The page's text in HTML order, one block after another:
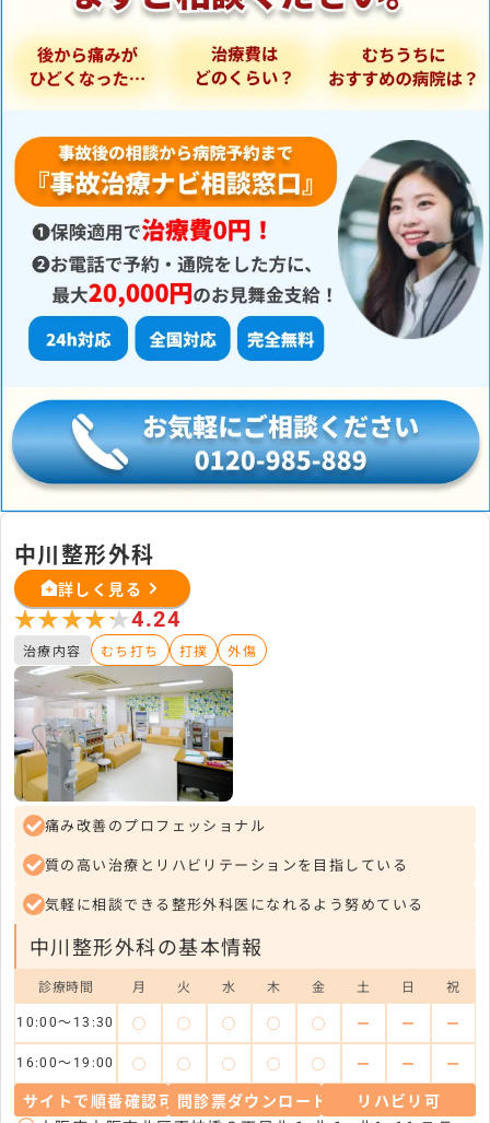
中川整形外科
詳しく見る
★★★★★
★★★★★4.24
治療内容 むち打ち 打撲 外傷
痛み改善のプロフェッショナル
質の高い治療とリハビリテーションを目指している
気軽に相談できる整形外科医になれるよう努めている
中川整形外科の基本情報
診療時間 月 火 水 木 金 土 日 祝
10:00～13:30 ◯ ◯ ◯ ◯ ◯ ー ー ー
16:00～19:00 ◯ ◯ ◯ ◯ ◯ ー ー ー
サイトで順番確認可 問診票ダウンロード可
リハビリ可